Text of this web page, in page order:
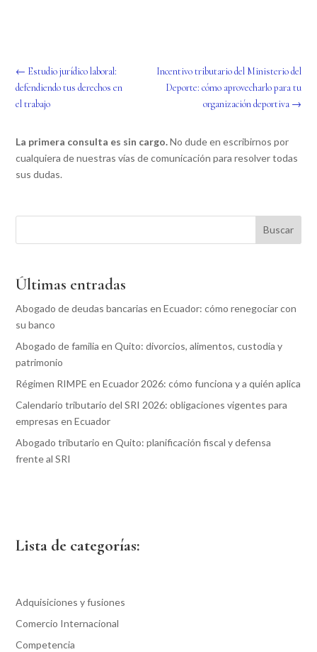
← Estudio jurídico laboral:
defendiendo tus derechos en
el trabajo
Incentivo tributario del Ministerio del
Deporte: cómo aprovecharlo para tu
organización deportiva→
La primera consulta es sin cargo.No dude en escribirnos por
cualquiera de nuestras vías de comunicación para resolver todas
sus dudas.
Buscar
Últimas entradas
Abogado de deudas bancarias en Ecuador: cómo renegociar con
su banco
Abogado de familia en Quito: divorcios, alimentos, custodia y
patrimonio
Régimen RIMPE en Ecuador 2026: cómo funciona y a quién aplica
Calendario tributario del SRI 2026: obligaciones vigentes para
empresas en Ecuador
Abogado tributario en Quito: planificación fiscal y defensa
frente al SRI
Lista de categorías:
Adquisiciones y fusiones
Comercio Internacional
Competencia